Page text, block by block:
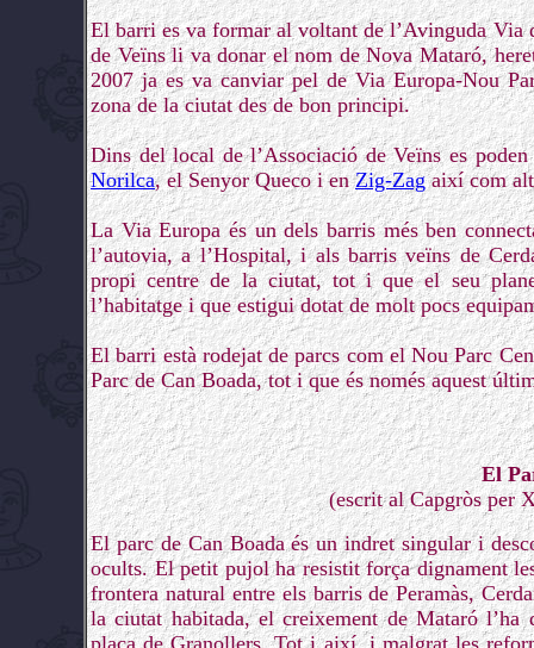
El barri es va formar al voltant de l’Avinguda
de Veïns li va donar el nom de Nova Mataró,
2007 ja es va canviar pel de Via Europa-Nou
zona de la ciutat des de bon principi.
Dins del local de l’Associació de Veïns es
Norilca, el Senyor Queco i enZig-Zagaixí com
La Via Europa és un dels barris més ben
l’autovia, a l’Hospital, i als barris veïns de
propi centre de la ciutat, tot i que el seu
l’habitatge i que estigui dotat de molt pocs
El barri està rodejat de parcs com el Nou Parc
Parc de Can Boada, tot i que és només aquest
El
(escrit al Capgròs per
El parc de Can Boada és un indret singular i
ocults. El petit pujol ha resistit força dignament
frontera natural entre els barris de Peramàs,
la ciutat habitada, el creixement de Mataró
plaça de Granollers. Tot i així, i malgrat les